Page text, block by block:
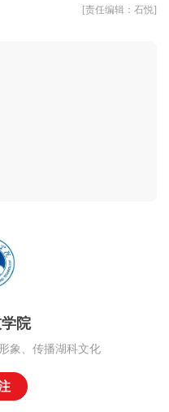
[责任编辑：石悦]
院
象、传播湖科文化